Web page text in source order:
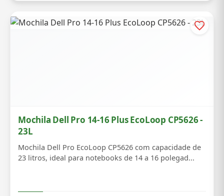
Mochila Dell Pro 14-16 Plus EcoLoop CP5626 -
23L
Mochila Dell Pro EcoLoop CP5626 com capacidade de
23 litros, ideal para notebooks de 14 a 16 polegad...